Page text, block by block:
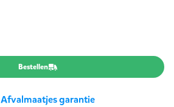
Bestellen
Afvalmaatjes garantie